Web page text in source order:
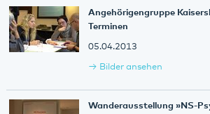
Angehörigengruppe
Terminen
05.04.2013
Bilder ansehen
Wanderausstellung »NS-